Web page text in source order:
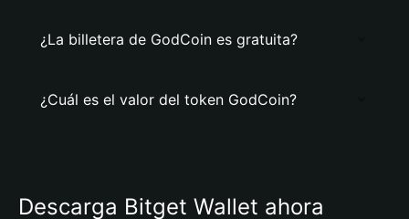
¿La billetera de GodCoin es gratuita?
¿Cuál es el valor del token GodCoin?
Descarga Bitget Wallet ahora